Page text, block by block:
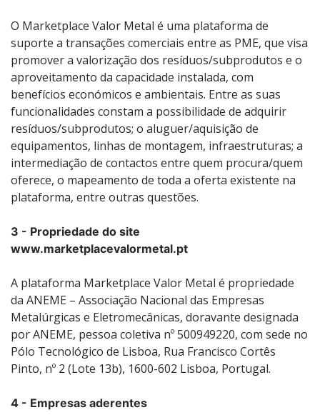
O Marketplace Valor Metal é uma plataforma de
suporte a transações comerciais entre as PME, que visa
promover a valorização dos resíduos/subprodutos e o
aproveitamento da capacidade instalada, com
benefícios económicos e ambientais. Entre as suas
funcionalidades constam a possibilidade de adquirir
resíduos/subprodutos; o aluguer/aquisição de
equipamentos, linhas de montagem, infraestruturas; a
intermediação de contactos entre quem procura/quem
oferece, o mapeamento de toda a oferta existente na
plataforma, entre outras questões.
3 - Propriedade do site
www.marketplacevalormetal.pt
A plataforma Marketplace Valor Metal é propriedade
da ANEME – Associação Nacional das Empresas
Metalúrgicas e Eletromecânicas, doravante designada
por ANEME, pessoa coletiva nº 500949220, com sede no
Pólo Tecnológico de Lisboa, Rua Francisco Cortês
Pinto, nº 2 (Lote 13b), 1600-602 Lisboa, Portugal.
4 - Empresas aderentes